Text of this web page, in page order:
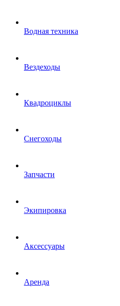
Водная техника
Вездеходы
Квадроциклы
Снегоходы
Запчасти
Экипировка
Аксессуары
Аренда